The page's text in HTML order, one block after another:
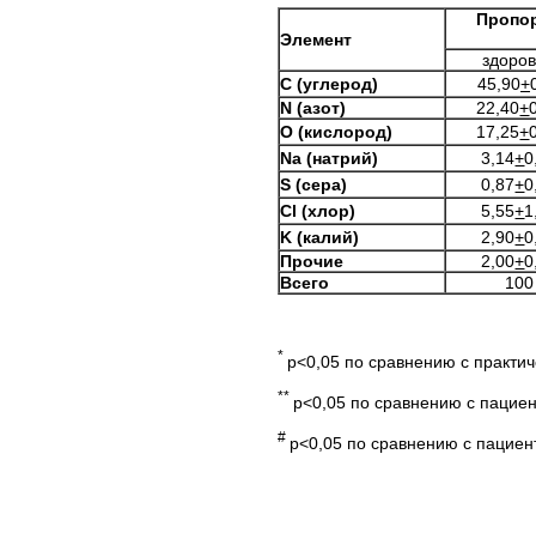
Элемент
С (углерод)
45,90+
N (азот) 22,40+
O (кислород) 17,25+
Na (натрий) 3,14+
S (сера) 0,87+
Cl (хлор) 5,55+
K (калий) 2,90+
Прочие
2,00+
Всего
100
* p<0,05 по сравнению с
** p<0,05 по сравнению с
# p<0,05 по сравнению с